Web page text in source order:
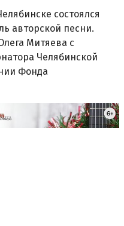
состоялся
авторской песни.
Митяева с
Челябинской
Фонда